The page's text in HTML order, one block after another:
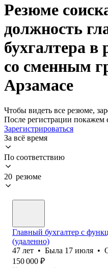
Резюме
должность
бухгалтера в
со сменным
Арзамасе
Чтобы видеть все резюме,
После регистрации покажем
Зарегистрироваться
За всё время
По соответствию
20 резюме
Главный бухгалтер с
(удаленно)
47 лет • Была 17 июля •
150 000 ₽